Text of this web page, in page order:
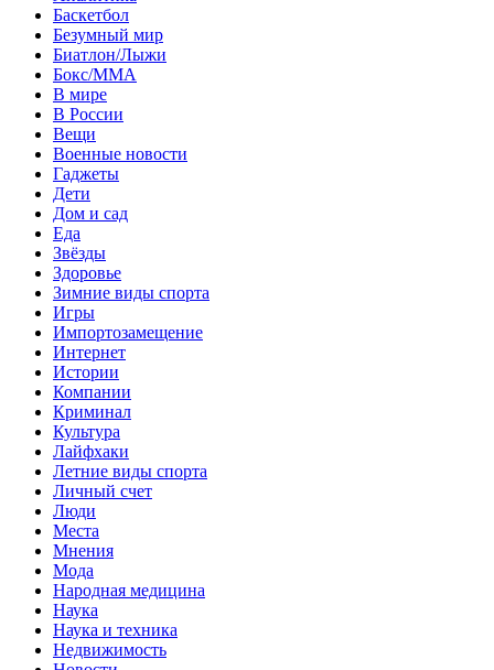
Баскетбол
Безумный мир
Биатлон/Лыжи
Бокс/MMA
В мире
В России
Вещи
Военные новости
Гаджеты
Дети
Дом и сад
Еда
Звёзды
Здоровье
Зимние виды спорта
Игры
Импортозамещение
Интернет
Истории
Компании
Криминал
Культура
Лайфхаки
Летние виды спорта
Личный счет
Люди
Места
Мнения
Мода
Народная медицина
Наука
Наука и техника
Недвижимость